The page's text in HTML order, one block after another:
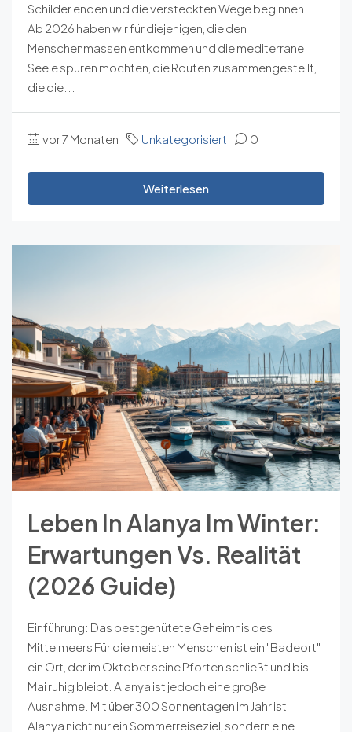
Schilder enden und die versteckten Wege beginnen.
Ab 2026 haben wir für diejenigen, die den
Menschenmassen entkommen und die mediterrane
Seele spüren möchten, die Routen zusammengestellt,
die die...
vor 7 Monaten Unkategorisiert 0
Weiterlesen
Leben In Alanya Im Winter:
Erwartungen Vs. Realität
(2026 Guide)
Einführung: Das bestgehütete Geheimnis des
Mittelmeers Für die meisten Menschen ist ein "Badeort"
ein Ort, der im Oktober seine Pforten schließt und bis
Mai ruhig bleibt. Alanya ist jedoch eine große
Ausnahme. Mit über 300 Sonnentagen im Jahr ist
Alanya nicht nur ein Sommerreiseziel, sondern eine